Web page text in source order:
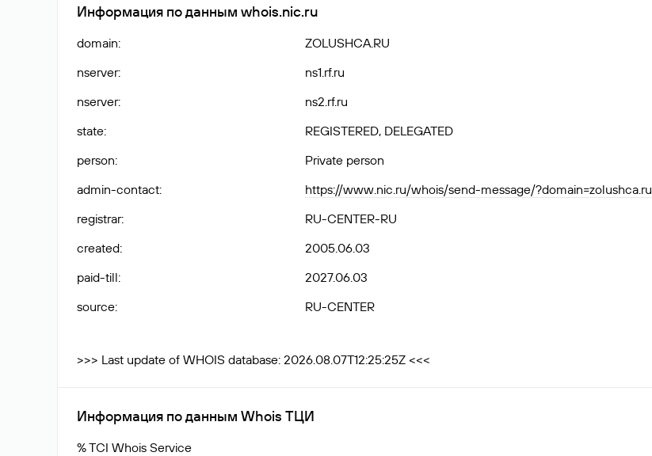
Информация по данным whois.nic.ru
domain:
ZOLUSHCA.RU
nserver:
ns1.rf.ru
nserver:
ns2.rf.ru
state:
REGISTERED, DELEGATED
person:
Private person
admin-contact:
https://www.nic.ru/whois/send-message/?domain=zolushca.ru
registrar:
RU-CENTER-RU
created:
2005.06.03
paid-till:
2027.06.03
source: RU-CENTER
>>> Last update of WHOIS database: 2026.08.07T12:25:25Z <<<
Информация по данным Whois ТЦИ
% TCI Whois Service